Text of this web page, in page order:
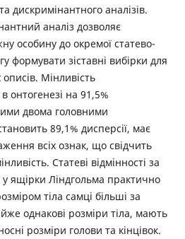
дискримінантного аналізів.
аналіз дозволяє
особину до окремої статево-
формувати зіставні вибірки для
Мінливість
онтогенезі на 91,5%
двома головними
89,1% дисперсії, має
всіх ознак, що свідчить
Статеві відмінності за
ящірки Ліндгольма практично
тіла самці більші за
однакові розміри тіла, мають
розміри голови та кінцівок.